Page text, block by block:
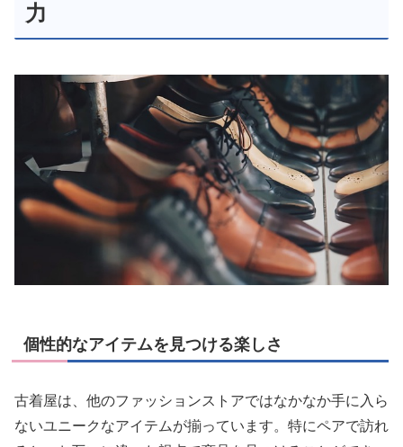
力
個性的なアイテムを見つける楽しさ
古着屋は、他のファッションストアではなかなか手に入ら
ないユニークなアイテムが揃っています。特にペアで訪れ